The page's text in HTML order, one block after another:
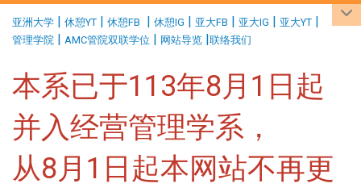
亚洲大学 | 休憩YT | 休憩FB | 休憩IG | 亚大FB | 亚大IG | 亚大YT |
管理学院 | AMC管院双联学位 | 网站导览 |联络我们
本系已于113年8月1日起
并入经营管理学系，
从8月1日起本网站不再更